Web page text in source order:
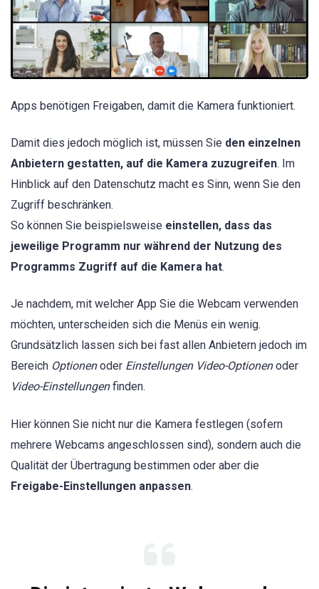
Apps benötigen Freigaben, damit die Kamera funktioniert.
Damit dies jedoch möglich ist, müssen Sie den einzelnen
Anbietern gestatten, auf die Kamera zuzugreifen. Im
Hinblick auf den Datenschutz macht es Sinn, wenn Sie den
Zugriff beschränken.
So können Sie beispielsweise einstellen, dass das
jeweilige Programm nur während der Nutzung des
Programms Zugriff auf die Kamera hat.
Je nachdem, mit welcher App Sie die Webcam verwenden
möchten, unterscheiden sich die Menüs ein wenig.
Grundsätzlich lassen sich bei fast allen Anbietern jedoch im
Bereich Optionenoder Einstellungen Video-Optionenoder
Video-Einstellungenfinden.
Hier können Sie nicht nur die Kamera festlegen (sofern
mehrere Webcams angeschlossen sind), sondern auch die
Qualität der Übertragung bestimmen oder aber die
Freigabe-Einstellungen anpassen.